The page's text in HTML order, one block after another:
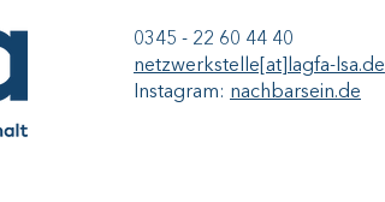
0345 - 22 60 44 40
netzwerkstelle[at]lagfa-lsa.de
Instagram: nachbarsein.de